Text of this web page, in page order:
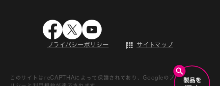
プライバシーポリシー サイトマップ
このサイトはreCAPTHAによって保護されており、Googleの プライバシーポ